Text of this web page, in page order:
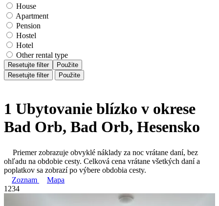
House
Apartment
Pension
Hostel
Hotel
Other rental type
Resetujte filter
Použite
Resetujte filter
Použite
1 Ubytovanie blízko v okrese
Bad Orb, Bad Orb, Hesensko
Priemer zobrazuje obvyklé náklady za noc vrátane daní, bez
ohľadu na obdobie cesty. Celková cena vrátane všetkých daní a
poplatkov sa zobrazí po výbere obdobia cesty.
Zoznam
Mapa
1 234